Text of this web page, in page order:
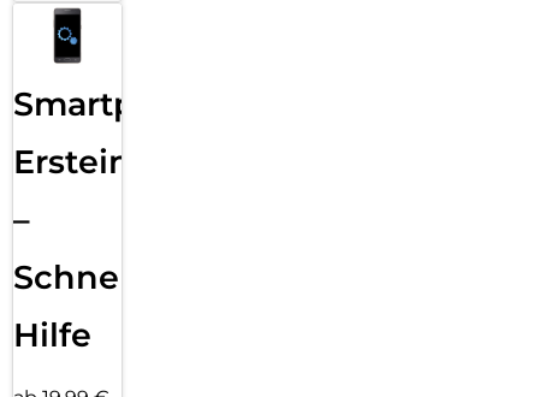
Smartphone
Ersteinrichtung
–
Schnelle
Hilfe